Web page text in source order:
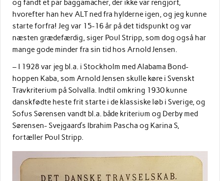
og fandt et par baggamacher, der ikke var rengjort,
hvorefter han hev ALT ned fra hylderne igen, og jeg kunne
starte forfra! Jeg var 15-16 år på det tidspunkt og var
næsten grædefærdig, siger Poul Stripp, som dog også har
mange gode minder fra sin tid hos Arnold Jensen.
– I 1928 var jeg bl.a. i Stockholm med Alabama Bond-
hoppen Kaba, som Arnold Jensen skulle køre i Svenskt
Travkriterium på Solvalla. Indtil omkring 1930 kunne
danskfødte heste frit starte i de klassiske løb i Sverige, og
Sofus Sørensen vandt bl.a. både kriterium og Derby med
Sørensen- Svejgaard’s Ibrahim Pascha og Karina S,
fortæller Poul Stripp.